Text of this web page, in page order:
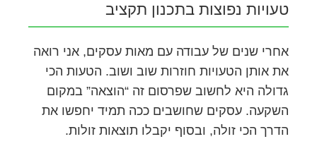
טעויות נפוצות בתכנון תקציב
אחרי שנים של עבודה עם מאות עסקים, אני רואה
את אותן הטעויות חוזרות שוב ושוב. הטעות הכי
גדולה היא לחשוב שפרסום זה “הוצאה” במקום
השקעה. עסקים שחושבים ככה תמיד יחפשו את
הדרך הכי זולה, ובסוף יקבלו תוצאות זולות.